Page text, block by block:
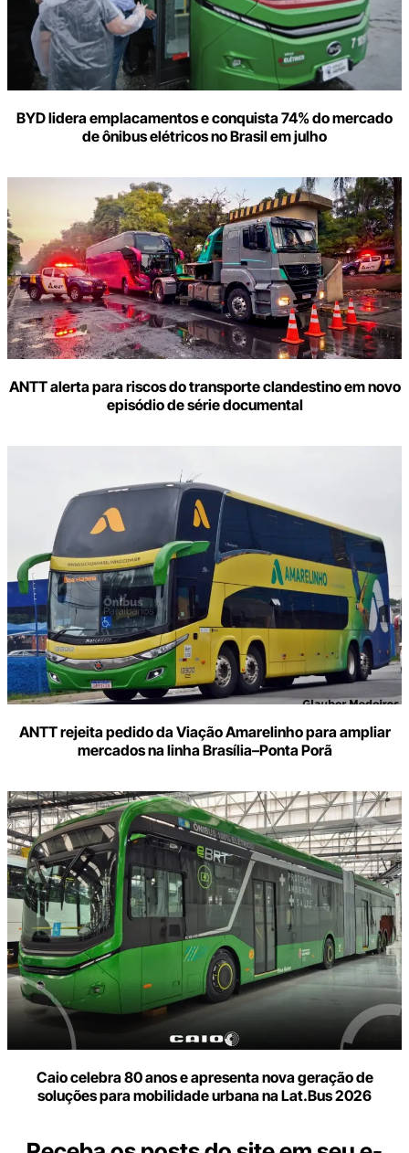
BYD lidera emplacamentos e conquista 74% do mercado
de ônibus elétricos no Brasil em julho
ANTT alerta para riscos do transporte clandestino em novo
episódio de série documental
ANTT rejeita pedido da Viação Amarelinho para ampliar
mercados na linha Brasília–Ponta Porã
Caio celebra 80 anos e apresenta nova geração de
soluções para mobilidade urbana na Lat.Bus 2026